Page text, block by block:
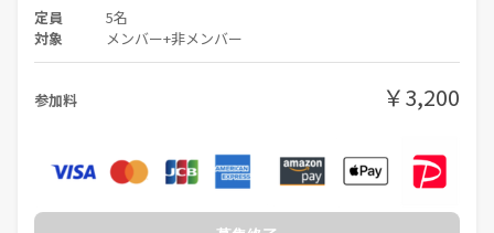
他の参加者が不快に思うこと
連絡なしの不参加
諸事情により参加をお断りする場合がございますのでご了承ください
定員 5名
対象 メンバー+非メンバー
参加料 ￥3,200